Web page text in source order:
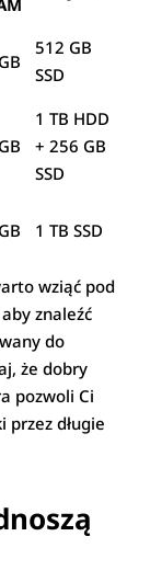
512 GB
SSD
1 TB HDD
+ 256 GB
SSD
1 TB SSD
wziąć pod
znaleźć
do
że dobry
pozwoli Ci
przez długie